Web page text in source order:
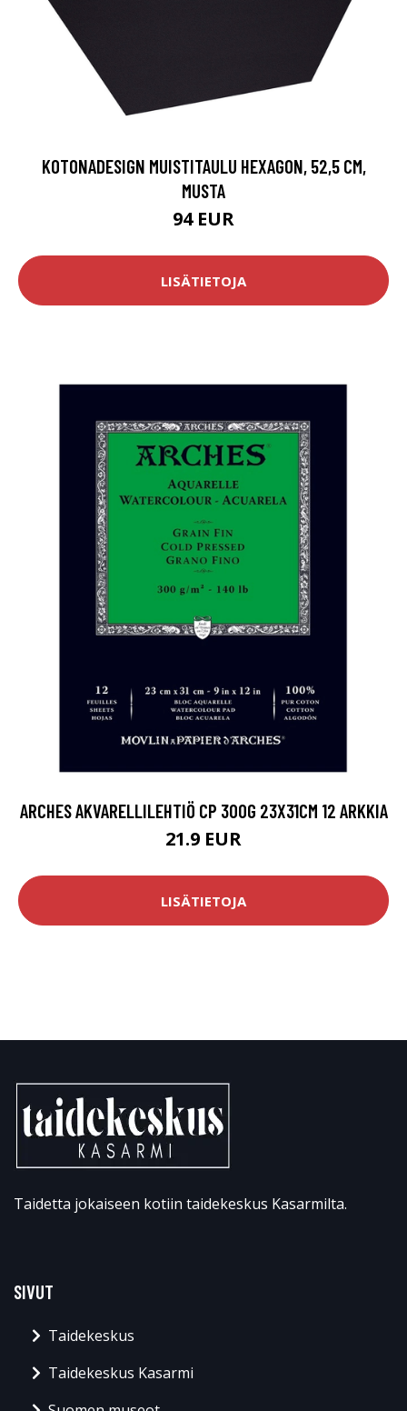
KOTONADESIGN MUISTITAULU HEXAGON, 52,5 CM,
MUSTA
94 EUR
LISÄTIETOJA
ARCHES AKVARELLILEHTIÖ CP 300G 23X31CM 12 ARKKIA
21.9 EUR
LISÄTIETOJA
Taidetta jokaiseen kotiin taidekeskus Kasarmilta.
SIVUT
Taidekeskus
Taidekeskus Kasarmi